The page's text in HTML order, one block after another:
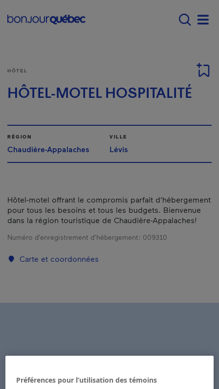
Main navigation -
HÔTEL
HÔTEL-MOTEL HOSPITALITÉ
RÉGION
Chaudière-Appalaches
VILLE
Lévis
Hôtel-motel offrant le compromis parfait d'hébergement
pour tous les besoins et tous les budgets. Bienvenue
dans la région touristique de Chaudière-Appalaches!
Numéro d’enregistrement d’hébergement : 009310
Carte et coordonnées
Préférences pour l’utilisation des témoins